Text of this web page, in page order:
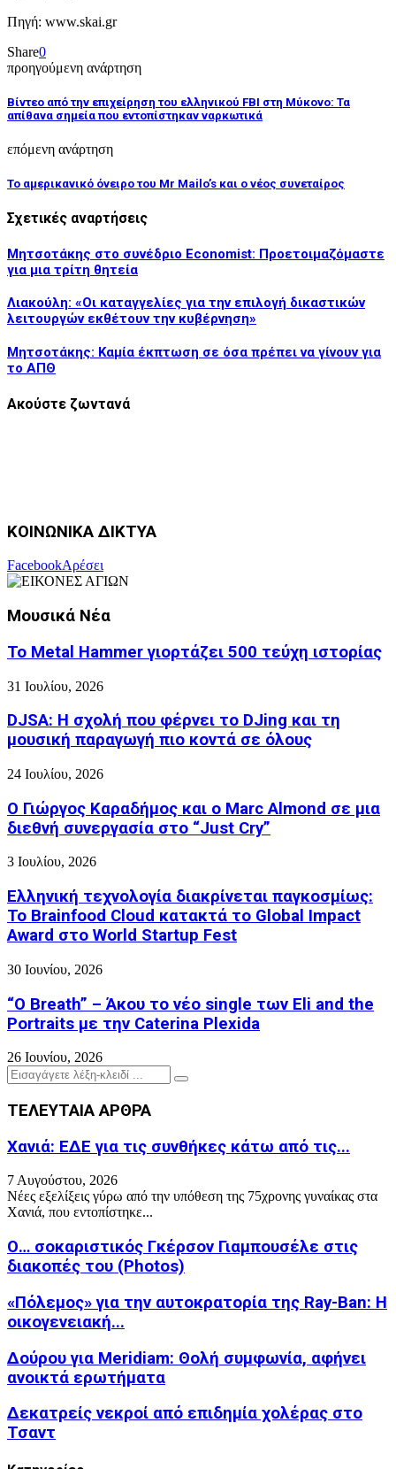
Πηγή: www.skai.gr
Share0
προηγούμενη ανάρτηση
Βίντεο από την επιχείρηση του ελληνικού FBI στη Μύκονο: Τα
απίθανα σημεία που εντοπίστηκαν ναρκωτικά
επόμενη ανάρτηση
Το αμερικανικό όνειρο του Mr Mailo’s και ο νέος συνεταίρος
Σχετικές αναρτήσεις
Μητσοτάκης στο συνέδριο Economist: Προετοιμαζόμαστε
για μια τρίτη θητεία
Λιακούλη: «Οι καταγγελίες για την επιλογή δικαστικών
λειτουργών εκθέτουν την κυβέρνηση»
Μητσοτάκης: Καμία έκπτωση σε όσα πρέπει να γίνουν για
το ΑΠΘ
Ακούστε ζωντανά
ΚΟΙΝΩΝΙΚΑ ΔΙΚΤΥΑ
FacebookΑρέσει
Μουσικά Νέα
Το Metal Hammer γιορτάζει 500 τεύχη ιστορίας
31 Ιουλίου, 2026
DJSA: Η σχολή που φέρνει το DJing και τη
μουσική παραγωγή πιο κοντά σε όλους
24 Ιουλίου, 2026
Ο Γιώργος Καραδήμος και ο Marc Almond σε μια
διεθνή συνεργασία στο “Just Cry”
3 Ιουλίου, 2026
Ελληνική τεχνολογία διακρίνεται παγκοσμίως:
Το Brainfood Cloud κατακτά το Global Impact
Award στο World Startup Fest
30 Ιουνίου, 2026
“O Breath” – Άκου το νέο single των Eli and the
Portraits με την Caterina Plexida
26 Ιουνίου, 2026
Search
for:
Search
ΤΕΛΕΥΤΑΙΑ ΑΡΘΡΑ
Χανιά: ΕΔΕ για τις συνθήκες κάτω από τις...
7 Αυγούστου, 2026
Νέες εξελίξεις γύρω από την υπόθεση της 75χρονης γυναίκας στα
Χανιά, που εντοπίστηκε...
Ο… σοκαριστικός Γκέρσον Γιαμπουσέλε στις
διακοπές του (Photos)
«Πόλεμος» για την αυτοκρατορία της Ray-Ban: Η
οικογενειακή...
Δούρου για Meridiam: Θολή συμφωνία, αφήνει
ανοικτά ερωτήματα
Δεκατρείς νεκροί από επιδημία χολέρας στο
Τσαντ